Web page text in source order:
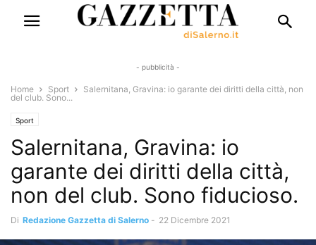
- pubblicità -
Home Sport
Salernitana, Gravina: io garante dei diritti della città, non
del club. Sono...
Sport
Salernitana, Gravina: io
garante dei diritti della città,
non del club. Sono fiducioso.
Di Redazione Gazzetta di Salerno - 22 Dicembre 2021